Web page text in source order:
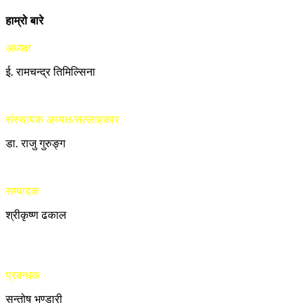
हाम्रो बारे
अध्यक्ष
ई. रामचन्द्र तिमिल्सिना
संस्थापक अध्यक्ष/सल्लाहकार
डा. राजु गुरुङ्ग
सम्पादक
श्रीकृष्ण ढकाल
प्रबन्धक
सन्तोष भण्डारी